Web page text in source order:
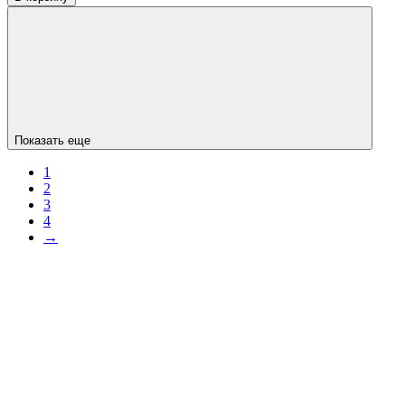
Показать еще
1
2
3
4
→